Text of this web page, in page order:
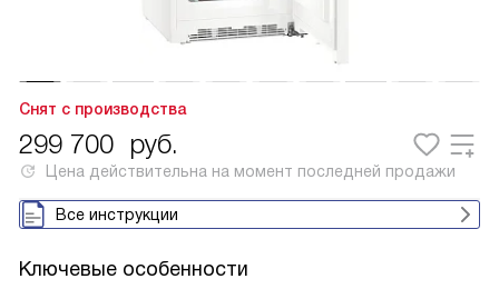
Снят с производства
299 700 руб.
Цена действительна на момент последней продажи
Все инструкции
Ключевые особенности